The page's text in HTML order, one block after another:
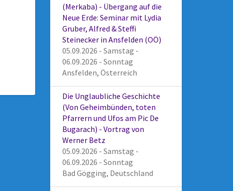
(Merkaba) - Übergang auf die
Neue Erde: Seminar mit Lydia
Gruber, Alfred & Steffi
Steinecker in Ansfelden (OÖ)
05.09.2026 - Samstag -
06.09.2026 - Sonntag
Ansfelden, Österreich
Die Unglaubliche Geschichte
(Von Geheimbünden, toten
Pfarrern und Ufos am Pic De
Bugarach) - Vortrag von
Werner Betz
05.09.2026 - Samstag -
06.09.2026 - Sonntag
Bad Gögging, Deutschland